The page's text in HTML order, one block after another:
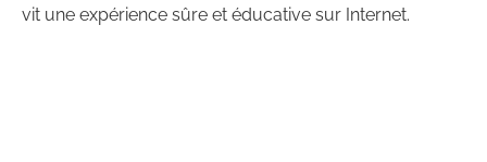
vit une expérience sûre et éducative sur Internet.